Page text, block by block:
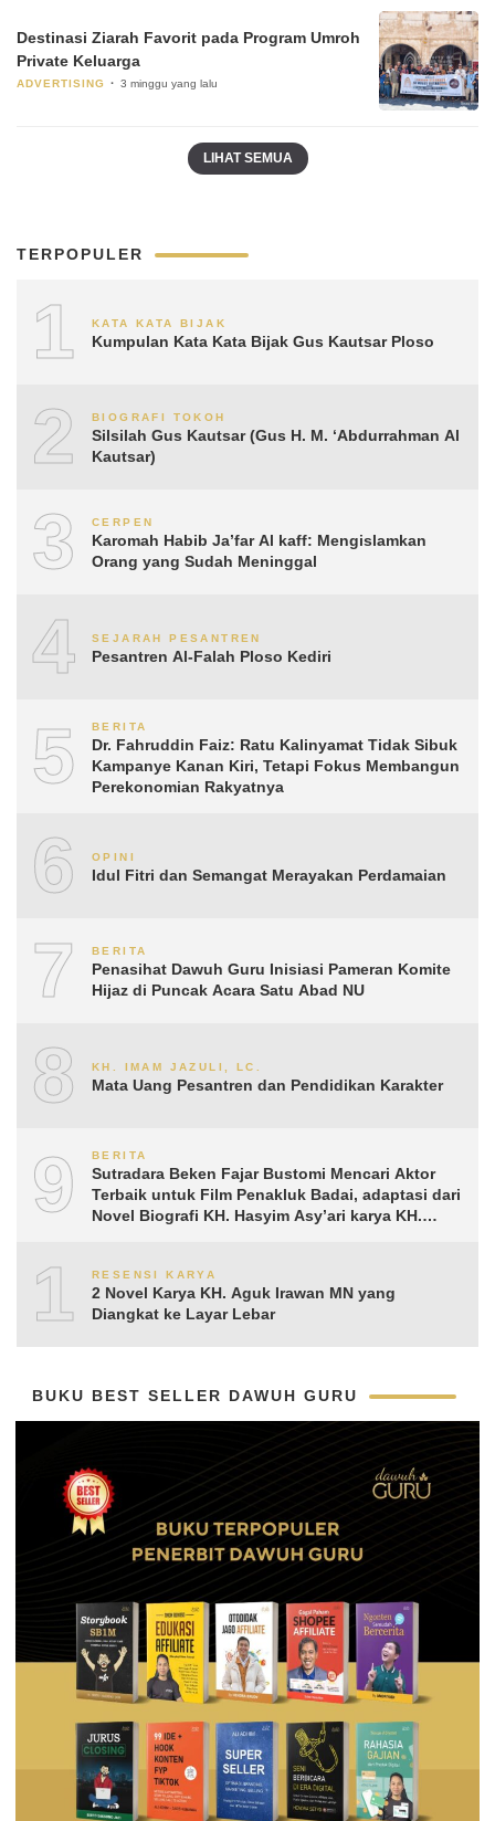
Destinasi Ziarah Favorit pada Program Umroh
Private Keluarga
ADVERTISING 3 minggu yang lalu
LIHAT SEMUA
TERPOPULER
1 KATA KATA BIJAK
Kumpulan Kata Kata Bijak Gus Kautsar Ploso
2 BIOGRAFI TOKOH
Silsilah Gus Kautsar (Gus H. M. ‘Abdurrahman Al
Kautsar)
3 CERPEN
Karomah Habib Ja’far Al kaff: Mengislamkan
Orang yang Sudah Meninggal
4 SEJARAH PESANTREN
Pesantren Al-Falah Ploso Kediri
5 BERITA
Dr. Fahruddin Faiz: Ratu Kalinyamat Tidak Sibuk
Kampanye Kanan Kiri, Tetapi Fokus Membangun
Perekonomian Rakyatnya
6 OPINI
Idul Fitri dan Semangat Merayakan Perdamaian
7 BERITA
Penasihat Dawuh Guru Inisiasi Pameran Komite
Hijaz di Puncak Acara Satu Abad NU
8 KH. IMAM JAZULI, LC.
Mata Uang Pesantren dan Pendidikan Karakter
9 BERITA
Sutradara Beken Fajar Bustomi Mencari Aktor
Terbaik untuk Film Penakluk Badai, adaptasi dari
Novel Biografi KH. Hasyim Asy’ari karya KH.
10RESENSI KARYA
2 Novel Karya KH. Aguk Irawan MN yang
Diangkat ke Layar Lebar
BUKU BEST SELLER DAWUH GURU